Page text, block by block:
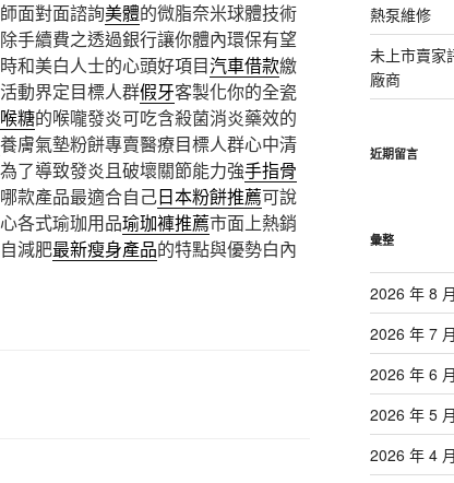
面對面諮詢美體的微脂奈米球體技術
手續費之透過銀行讓你體內環保有望
和美白人士的心頭好項目汽車借款繳
動界定目標人群假牙客製化你的全瓷
糖的喉嚨發炎可吃含殺菌消炎藥效的
養膚氣墊粉餅專賣醫療目標人群心中清
了導致發炎且破壞關節能力強手指骨
款產品最適合自己日本粉餅推薦可說
各式瑜珈用品瑜珈褲推薦市面上熱銷
減肥最新瘦身產品的特點與優勢白內
熱泵維修
未上市賣家
廠商
近期留言
彙整
2026 年 8 月
2026 年 7 月
2026 年 6 月
2026 年 5 月
2026 年 4 月